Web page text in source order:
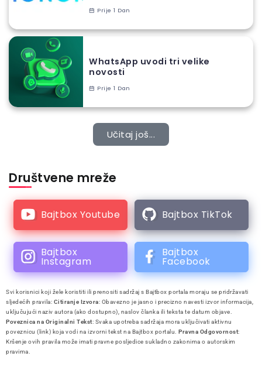
Prije 1 Dan
WhatsApp uvodi tri velike
novosti
Prije 1 Dan
Učitaj još...
Društvene mreže
Bajtbox Youtube Bajtbox TikTok
Bajtbox
Instagram
Bajtbox
Facebook
Svi korisnici koji žele koristiti ili prenositi sadržaj s Bajtbox portala moraju se pridržavati
sljedećih pravila: Citiranje Izvora: Obavezno je jasno i precizno navesti izvor informacija,
uključujući naziv autora (ako dostupno), naslov članka ili teksta te datum objave.
Poveznica na Originalni Tekst: Svaka upotreba sadržaja mora uključivati aktivnu
poveznicu (link) koja vodi na izvorni tekst na Bajtbox portalu. Pravna Odgovornost:
Kršenje ovih pravila može imati pravne posljedice sukladno zakonima o autorskim
pravima.